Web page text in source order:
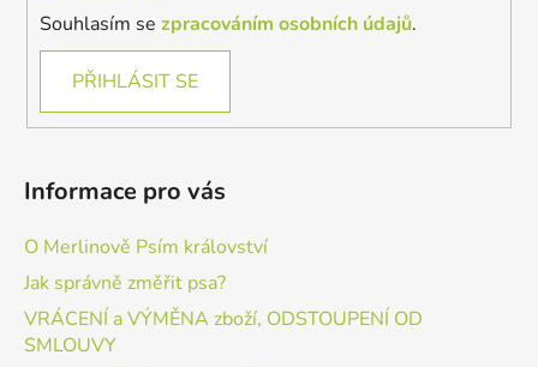
Souhlasím se zpracováním osobních údajů.
PŘIHLÁSIT SE
Informace pro vás
O Merlinově Psím království
Jak správně změřit psa?
VRÁCENÍ a VÝMĚNA zboží, ODSTOUPENÍ OD
SMLOUVY